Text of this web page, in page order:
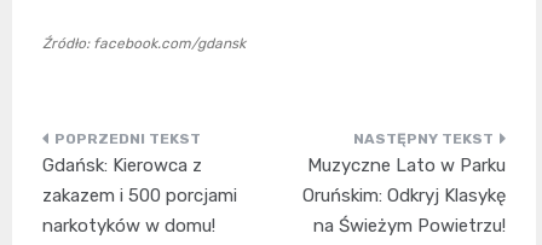
Źródło: facebook.com/gdansk
Nawigacja
wpisu
Gdańsk: Kierowca z
zakazem i 500 porcjami
narkotyków w domu!
Muzyczne Lato w Parku
Oruńskim: Odkryj Klasykę
na Świeżym Powietrzu!